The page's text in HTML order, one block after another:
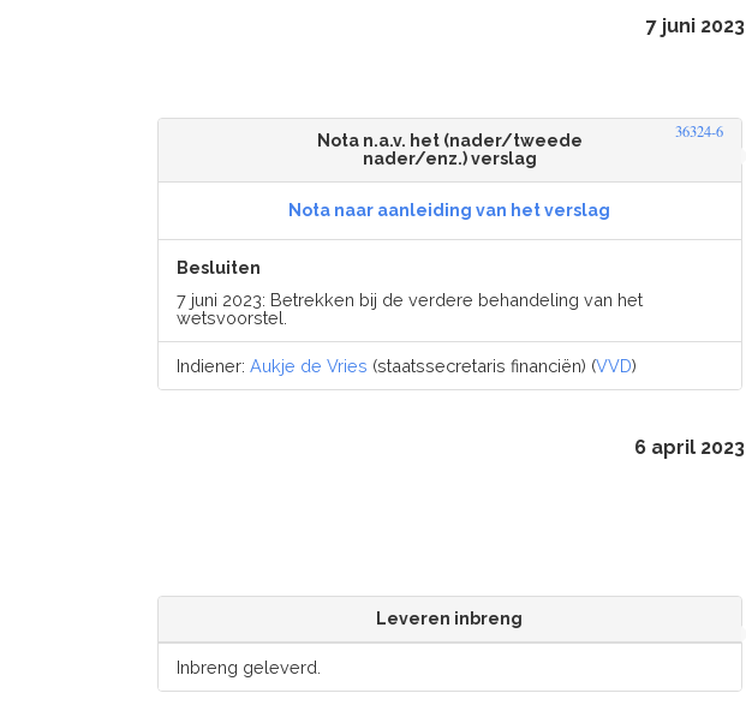
7 juni 2023
Nota n.a.v. het (nader/tweede
nader/enz.) verslag
36324-6
Nota naar aanleiding van het verslag
Besluiten
7 juni 2023: Betrekken bij de verdere behandeling van het
wetsvoorstel.
Indiener: Aukje de Vries (staatssecretaris financiën) (VVD)
6 april 2023
Leveren inbreng
Inbreng geleverd.